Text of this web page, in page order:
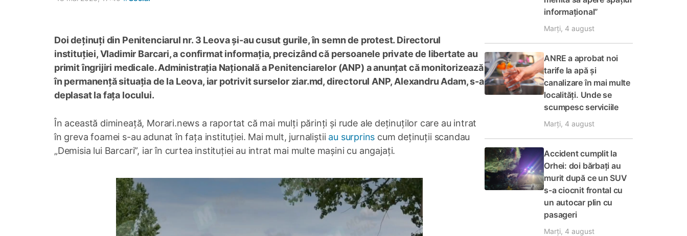
Doi deținuți din Penitenciarul nr. 3 Leova și-au cusut gurile, în semn de protest. Directorul
instituției, Vladimir Barcari, a confirmat informația, precizând că persoanele private de libertate au
primit îngrijiri medicale. Administrația Națională a Penitenciarelor (ANP) a anunțat că monitorizează
în permanență situația de la Leova, iar potrivit surselor ziar.md, directorul ANP, Alexandru Adam, s-a
deplasat la fața locului.
În această dimineață, Morari.news a raportat că mai mulți părinți și rude ale deținuților care au intrat
în greva foamei s-au adunat în fața instituției. Mai mult, jurnaliștii au surprins cum deținuții scandau
„Demisia lui Barcari”, iar în curtea instituției au intrat mai multe mașini cu angajați.
informațional”
Marți, 4 august
ANRE a aprobat noi
tarife la apă și
canalizare în mai multe
localități. Unde se
scumpesc serviciile
Marți, 4 august
Accident cumplit la
Orhei: doi bărbați au
murit după ce un SUV
s-a ciocnit frontal cu
un autocar plin cu
pasageri
Marți, 4 august